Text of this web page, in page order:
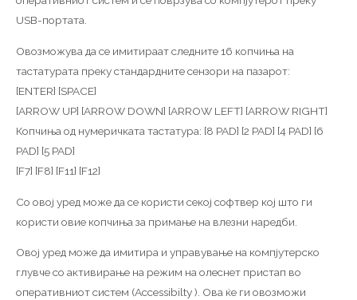
USB-портата.
Овозможува да се имитираат следните 16 копчиња на
тастатурата преку стандардните сензори на пазарот:
[ENTER] [SPACE]
[ARROW UP] [ARROW DOWN] [ARROW LEFT] [ARROW RIGHT]
Копчиња од нумеричката тастатура: [8 PAD] [2 PAD] [4 PAD] [6
PAD] [5 PAD]
[F7] [F8] [F11] [F12]
Со овој уред може да се користи секој софтвер кој што ги
користи овие копчиња за примање на влезни наредби.
Овој уред може да имитира и управување на компјутерско
глувче со активирање на режим на олеснет пристап во
оперативниот систем (Accessibilty ). Ова ќе ги овозможи